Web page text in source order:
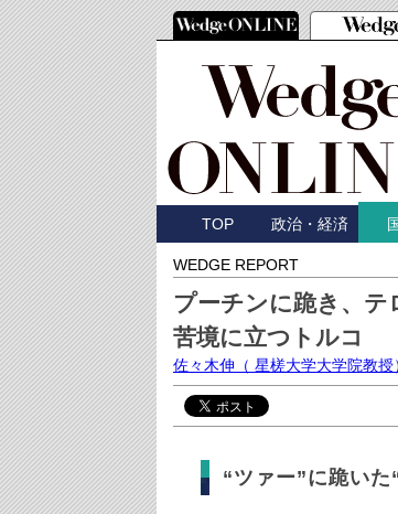
TOP 政治・経済
WEDGE REPORT
プーチンに跪き、テ
苦境に立つトルコ
佐々木伸 （ 星槎大学大学院教授
“ツァー”に跪いた